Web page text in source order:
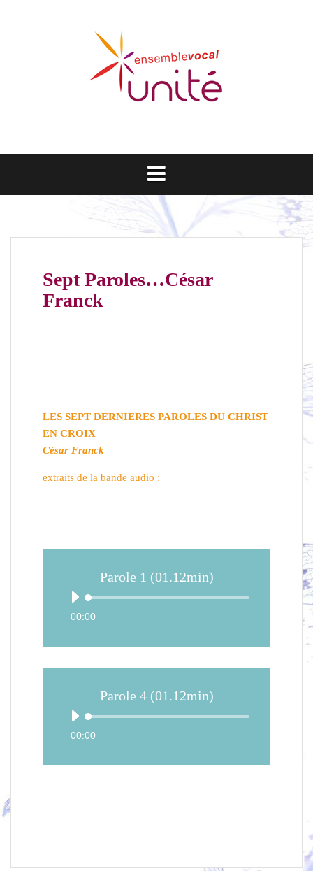
Sept Paroles…César
Franck
LES SEPT DERNIERES PAROLES DU CHRIST
EN CROIX
César Franck
extraits de la bande audio :
Parole 1 (01.12min)
00:00
Parole 4 (01.12min)
00:00